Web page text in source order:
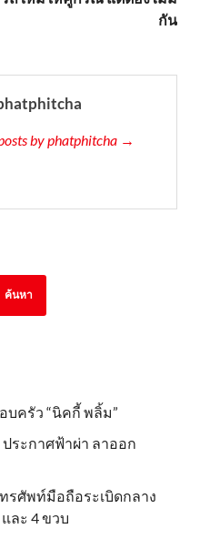
กัน
by phatphitcha →
ค้นหา
บครัว “นิคกี้ พลิ้ม”
ระกาศฟ้าผ่า ลาออก
รศัพท์มือถือระเบิดกลาง
ละ 4 ขวบ